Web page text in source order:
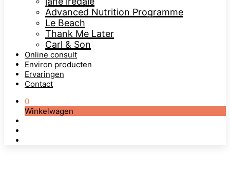
Advanced Nutrition Programme
Le Beach
Thank Me Later
Carl & Son
Online consult
Environ producten
Ervaringen
Contact
0
Winkelwagen